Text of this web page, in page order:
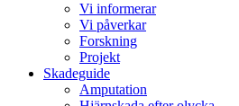
Vi informerar
Vi påverkar
Forskning
Projekt
Skadeguide
Amputation